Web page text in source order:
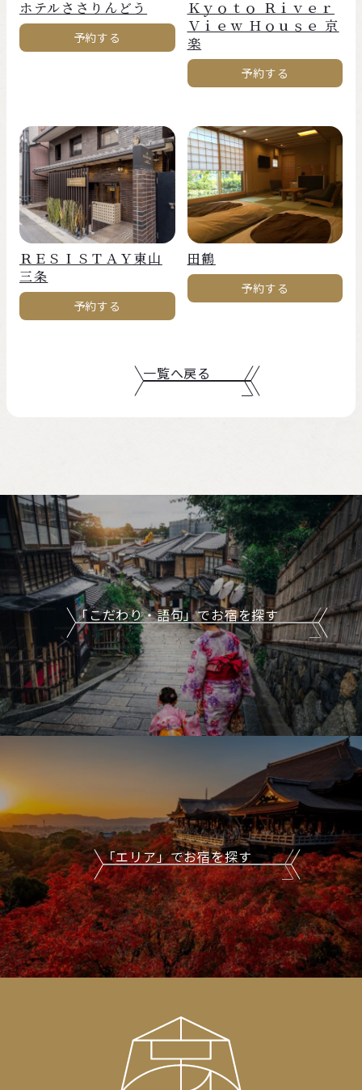
ホテルささりんどう
予約する
Ｋｙｏｔｏ Ｒｉｖｅｒ
Ｖｉｅｗ Ｈｏｕｓｅ 京
楽
予約する
ＲＥＳＩＳＴＡＹ東山
三条
予約する
田鶴
予約する
一覧へ戻る
「こだわり・語句」でお宿を探す
「エリア」でお宿を探す